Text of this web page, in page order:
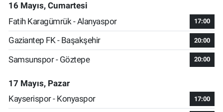
16 Mayıs, Cumartesi
Fatih Karagümrük - Alanyaspor
17:00
Gaziantep FK - Başakşehir 20:00
Samsunspor - Göztepe 20:00
17 Mayıs, Pazar
Kayserispor - Konyaspor
17:00